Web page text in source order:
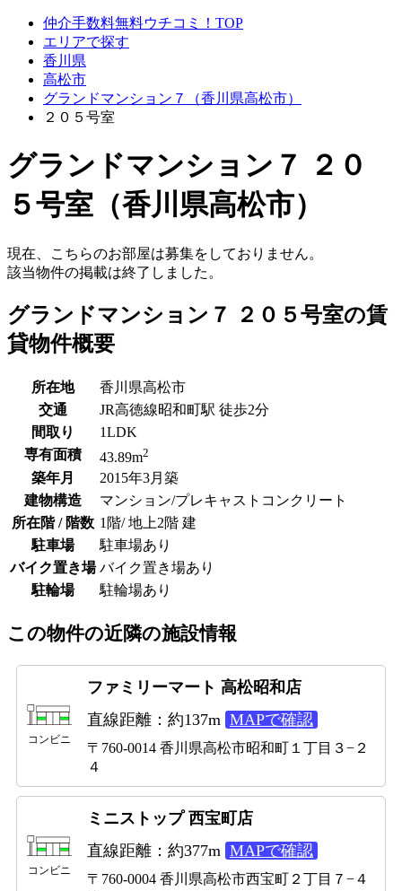
仲介手数料無料ウチコミ！TOP
エリアで探す
香川県
高松市
グランドマンション７（香川県高松市）
２０５号室
グランドマンション７ ２０
５号室（香川県高松市）
現在、こちらのお部屋は募集をしておりません。
該当物件の掲載は終了しました。
グランドマンション７ ２０５号室の賃
貸物件概要
所在地
香川県高松市
交通
JR高徳線昭和町駅 徒歩2分
間取り
1LDK
専有面積
43.89m2
築年月
2015年3月築
建物構造
マンション/プレキャストコンクリート
所在階 / 階数 1階/ 地上2階 建
駐車場
駐車場あり
バイク置き場 バイク置き場あり
駐輪場
駐輪場あり
この物件の近隣の施設情報
コンビニ
ファミリーマート 高松昭和店
直線距離：約137m MAPで確認
〒760-0014 香川県高松市昭和町１丁目３−２
４
コンビニ
ミニストップ 西宝町店
直線距離：約377m MAPで確認
〒760-0004 香川県高松市西宝町２丁目７−４